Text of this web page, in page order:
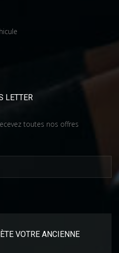
LETTER
toutes nos offres
VOTRE ANCIENNE